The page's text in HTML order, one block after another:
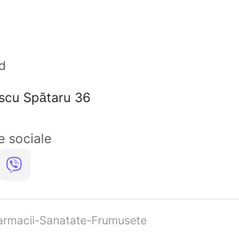
Spătaru 36
sociale
Sanatate-Frumusete